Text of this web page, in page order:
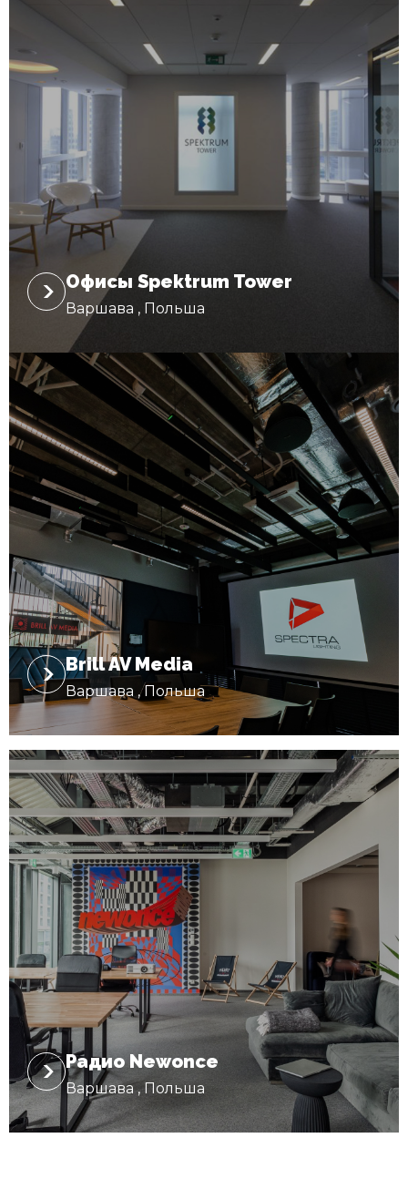
Офисы Spektrum Tower
Варшава , Польша
Brill AV Media
Варшава , Польша
Радио Newonce
Варшава , Польша